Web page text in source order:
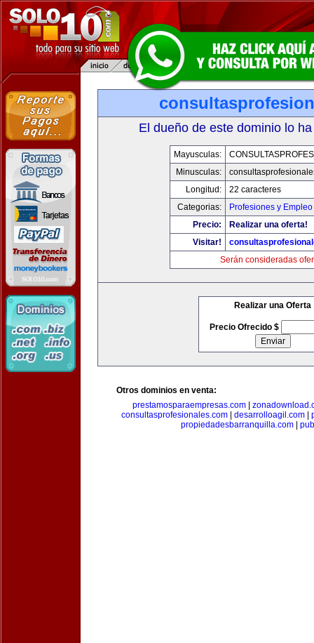
El dueño de este dominio lo
Mayusculas:
Minusculas:
Longitud:
22 caracteres
Categorias:
Profesiones y Empleo
Precio:
Realizar una oferta!
Visitar!
Serán consideradas
Realizar una Oferta
Precio Ofrecido $
Otros dominios en venta:
prestamosparaempresas.com
consultasprofesionales.com| desarrolloagil.com|
propiedadesbarranquilla.com